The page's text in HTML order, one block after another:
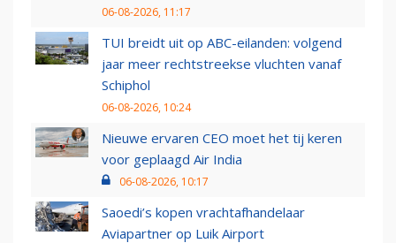
06-08-2026, 11:17
TUI breidt uit op ABC-eilanden: volgend
jaar meer rechtstreekse vluchten vanaf
Schiphol
06-08-2026, 10:24
Nieuwe ervaren CEO moet het tij keren
voor geplaagd Air India
06-08-2026, 10:17
Saoedi’s kopen vrachtafhandelaar
Aviapartner op Luik Airport